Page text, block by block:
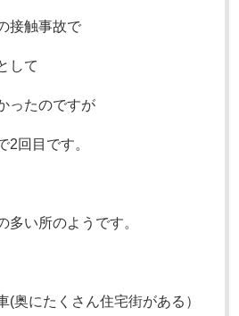
接触事故で
して
ったのですが
2回目です。
多い所のようです。
奥にたくさん住宅街がある）